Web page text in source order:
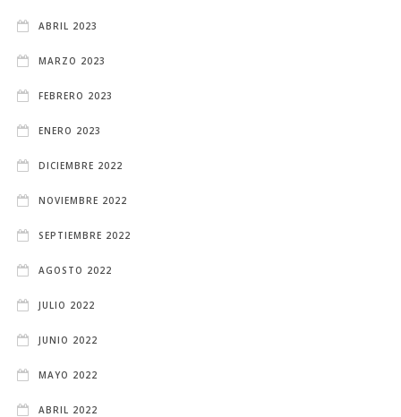
ABRIL 2023
MARZO 2023
FEBRERO 2023
ENERO 2023
DICIEMBRE 2022
NOVIEMBRE 2022
SEPTIEMBRE 2022
AGOSTO 2022
JULIO 2022
JUNIO 2022
MAYO 2022
ABRIL 2022